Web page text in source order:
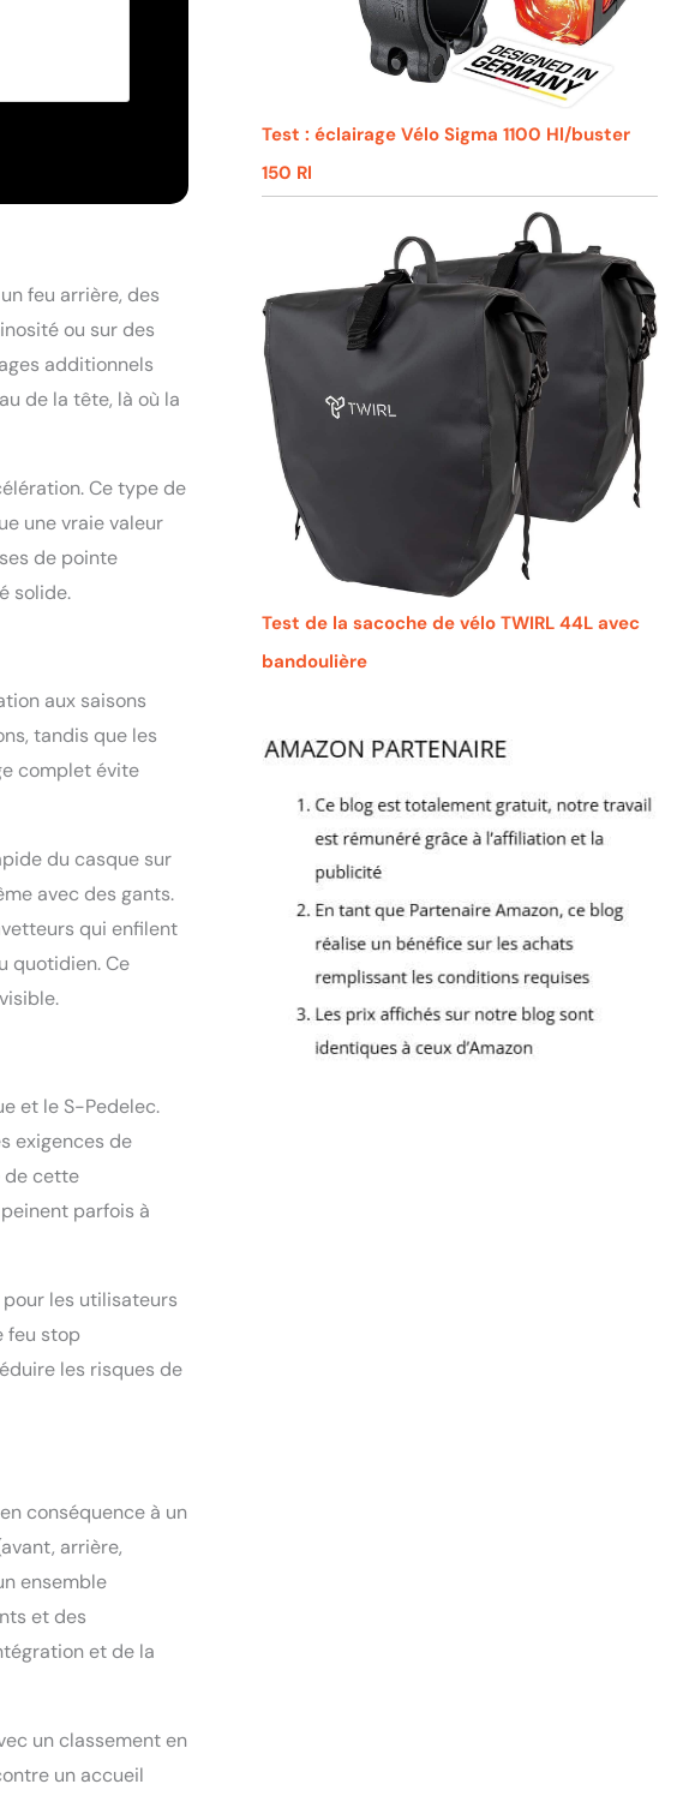
pour le
de
profonde
la conduite
magnétique
feu arrière, des
ou sur des
additionnels
de la tête, là où la
Ce type de
une vraie valeur
de pointe
solide.
aux saisons
tandis que les
complet évite
du casque sur
avec des gants.
qui enfilent
quotidien. Ce
et le S-Pedelec.
exigences de
de cette
parfois à
les utilisateurs
feu stop
les risques de
conséquence à un
arrière,
ensemble
et des
et de la
un classement en
un accueil
Test : éclairage Vélo Sigma 1100 Hl/buster
150 Rl
Test de la sacoche de vélo TWIRL 44L avec
bandoulière